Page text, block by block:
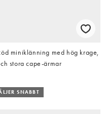
miniklänning med hög krage,
stora cape-ärmar
SNABBT